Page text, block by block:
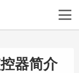
器简介